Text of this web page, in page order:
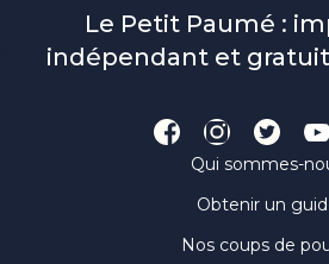
Le Petit Paumé :
indépendant et gratuit
Qui sommes-
Obtenir un
Nos coups de